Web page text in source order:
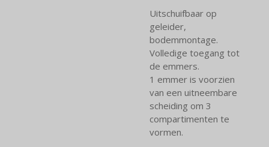
Uitschuifbaar op
geleider,
bodemmontage.
Volledige toegang tot
de emmers.
1 emmer is voorzien
van een uitneembare
scheiding om 3
compartimenten te
vormen.